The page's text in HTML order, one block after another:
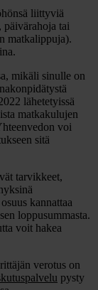
liittyviä
tai
matkalippuja).
mikäli sinulle on
lähetetyissä
matkakulujen
voi
sitä
tarvikkeet,
kannattaa
loppusummasta.
voit hakea
verotus on
pysty